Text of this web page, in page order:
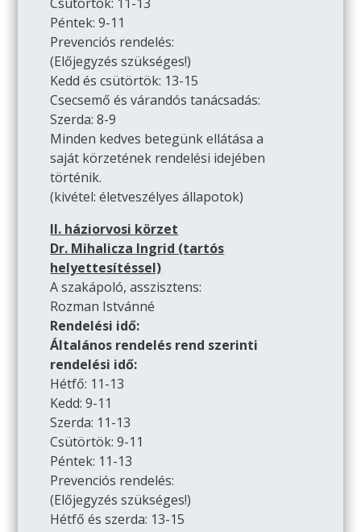
Péntek: 9-11
Prevenciós rendelés:
(Előjegyzés szükséges!)
Kedd és csütörtök: 13-15
Csecsemő és várandós tanácsadás:
Szerda: 8-9
Minden kedves betegünk ellátása a
saját körzetének rendelési idejében
történik.
(kivétel: életveszélyes állapotok)
II. háziorvosi körzet
Dr. Mihalicza Ingrid (tartós
helyettesítéssel)
A szakápoló, asszisztens:
Rozman Istvánné
Rendelési idő:
Általános rendelés rend szerinti
rendelési idő:
Hétfő: 11-13
Kedd: 9-11
Szerda: 11-13
Csütörtök: 9-11
Péntek: 11-13
Prevenciós rendelés:
(Előjegyzés szükséges!)
Hétfő és szerda: 13-15